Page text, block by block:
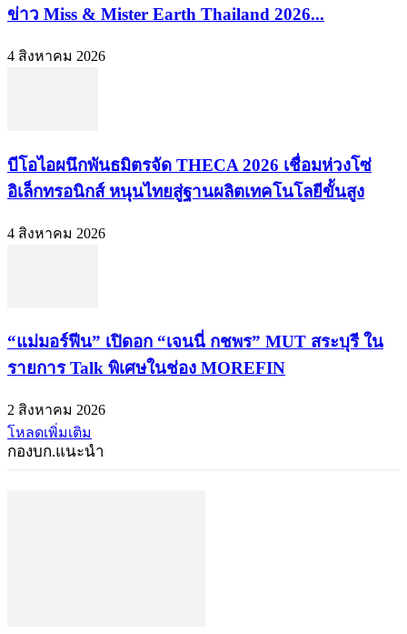
ข่าว Miss & Mister Earth Thailand 2026...
4 สิงหาคม 2026
บีโอไอผนึกพันธมิตรจัด THECA 2026 เชื่อมห่วงโซ่
อิเล็กทรอนิกส์ หนุนไทยสู่ฐานผลิตเทคโนโลยีขั้นสูง
4 สิงหาคม 2026
“แม่มอร์ฟีน” เปิดอก “เจนนี่ กชพร” MUT สระบุรี ใน
รายการ Talk พิเศษในช่อง MOREFIN
2 สิงหาคม 2026
โหลดเพิ่มเติม
กองบก.แนะนำ